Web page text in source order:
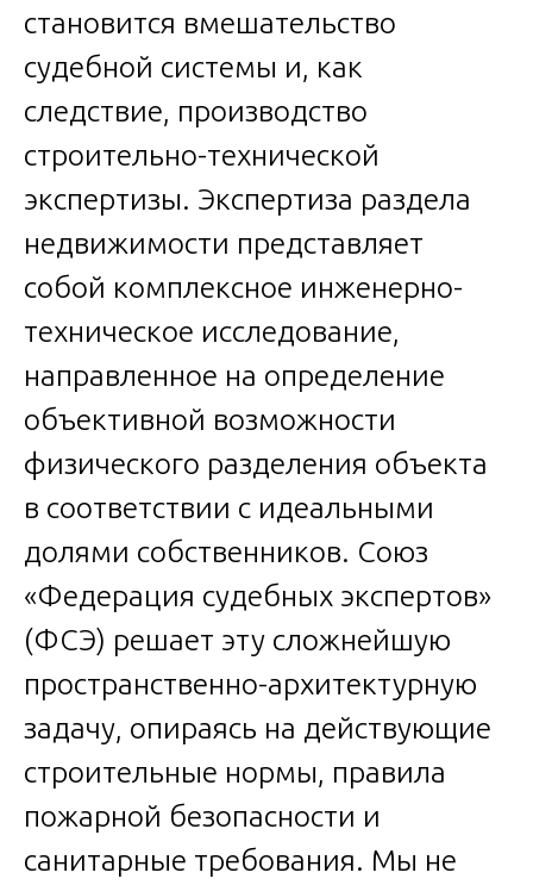
становится вмешательство
судебной системы и, как
следствие, производство
строительно-технической
экспертизы. Экспертиза раздела
недвижимости представляет
собой комплексное инженерно-
техническое исследование,
направленное на определение
объективной возможности
физического разделения объекта
в соответствии с идеальными
долями собственников. Союз
«Федерация судебных экспертов»
(ФСЭ) решает эту сложнейшую
пространственно-архитектурную
задачу, опираясь на действующие
строительные нормы, правила
пожарной безопасности и
санитарные требования. Мы не